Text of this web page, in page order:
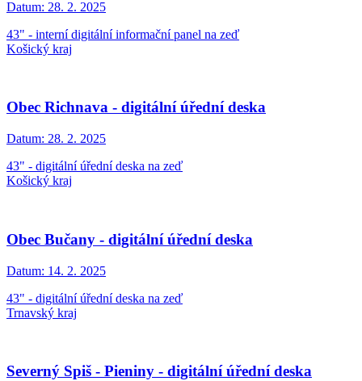
Datum: 28. 2. 2025
43" - interní digitální informační panel na zeď
Košický kraj
Obec Richnava - digitální úřední deska
Datum: 28. 2. 2025
43" - digitální úřední deska na zeď
Košický kraj
Obec Bučany - digitální úřední deska
Datum: 14. 2. 2025
43" - digitální úřední deska na zeď
Trnavský kraj
Severný Spiš - Pieniny - digitální úřední deska